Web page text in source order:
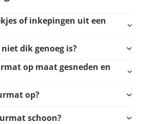
of inkepingen uit een
dik genoeg is?
op maat gesneden en
op?
schoon?